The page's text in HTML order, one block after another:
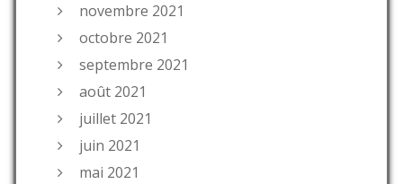
novembre 2021
octobre 2021
septembre 2021
août 2021
juillet 2021
juin 2021
mai 2021